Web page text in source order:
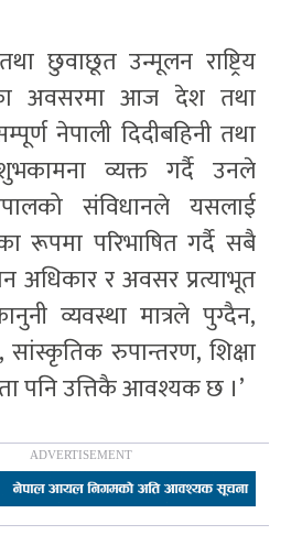
छुवाछूत उन्मूलन राष्ट्रिय
अवसरमा आज देश तथा
नेपाली दिदीबहिनी तथा
व्यक्त गर्दै उनले
संविधानले यसलाई
रूपमा परिभाषित गर्दै सबै
अधिकार र अवसर प्रत्याभूत
व्यवस्था मात्रले पुग्दैन,
रुपान्तरण, शिक्षा
पनि उत्तिकै आवश्यक छ ।’